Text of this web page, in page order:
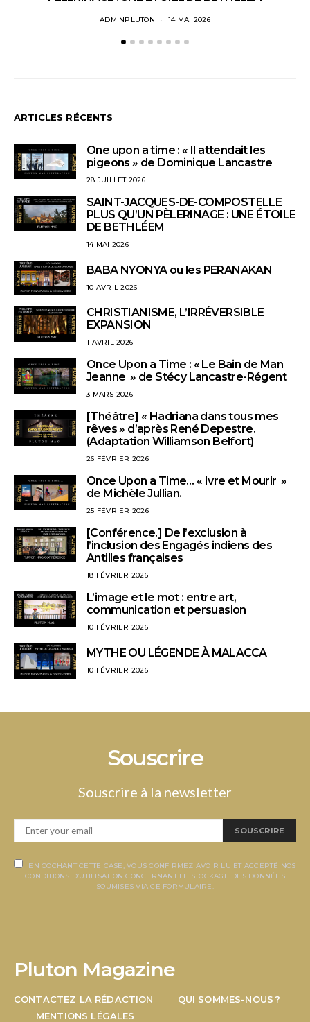
ADMINPLUTON 14 MAI 2026
ARTICLES RÉCENTS
One upon a time : « Il attendait les
pigeons » de Dominique Lancastre
28 JUILLET 2026
SAINT-JACQUES-DE-COMPOSTELLE
PLUS QU’UN PÈLERINAGE : UNE ÉTOILE
DE BETHLÉEM
14 MAI 2026
BABA NYONYA ou les PERANAKAN
10 AVRIL 2026
CHRISTIANISME, L’IRRÉVERSIBLE
EXPANSION
1 AVRIL 2026
Once Upon a Time : « Le Bain de Man
Jeanne » de Stécy Lancastre-Régent
3 MARS 2026
[Théâtre] « Hadriana dans tous mes
rêves » d’après René Depestre.
(Adaptation Williamson Belfort)
26 FÉVRIER 2026
Once Upon a Time… « Ivre et Mourir »
de Michèle Jullian.
25 FÉVRIER 2026
[Conférence.] De l’exclusion à
l’inclusion des Engagés indiens des
Antilles françaises
18 FÉVRIER 2026
L’image et le mot : entre art,
communication et persuasion
10 FÉVRIER 2026
MYTHE OU LÉGENDE À MALACCA
10 FÉVRIER 2026
Souscrire
Souscrire à la newsletter
SOUSCRIRE
EN COCHANT CETTE CASE, VOUS CONFIRMEZ AVOIR LU ET ACCEPTÉ NOS
CONDITIONS D’UTILISATION CONCERNANT LE STOCKAGE DES DONNÉES
SOUMISES VIA CE FORMULAIRE.
Pluton Magazine
CONTACTEZ LA RÉDACTION
QUI SOMMES-NOUS ?
MENTIONS LÉGALES